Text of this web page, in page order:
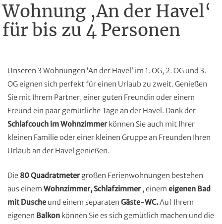
Wohnung ‚An der Havel‘
für bis zu 4 Personen
Unseren 3 Wohnungen ‘An der Havel’ im 1. OG, 2. OG und 3.
OG eignen sich perfekt für einen Urlaub zu zweit. Genießen
Sie mit Ihrem Partner, einer guten Freundin oder einem
Freund ein paar gemütliche Tage an der Havel. Dank der
Schlafcouch im Wohnzimmer können Sie auch mit Ihrer
kleinen Familie oder einer kleinen Gruppe an Freunden Ihren
Urlaub an der Havel genießen.
Die 80 Quadratmetergroßen Ferienwohnungen bestehen
aus einem Wohnzimmer, Schlafzimmer, einem eigenen Bad
mit Dusche und einem separaten Gäste-WC.Auf Ihrem
eigenen Balkon können Sie es sich gemütlich machen und die